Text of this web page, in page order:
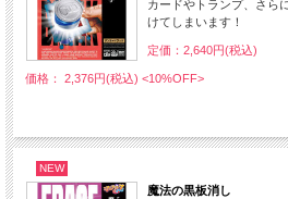
カードやトランプ、さら
けてしまいます！
定価：2,640円(税込)
価格： 2,376円(税込) <10%OFF>
NEW
魔法の黒板消し